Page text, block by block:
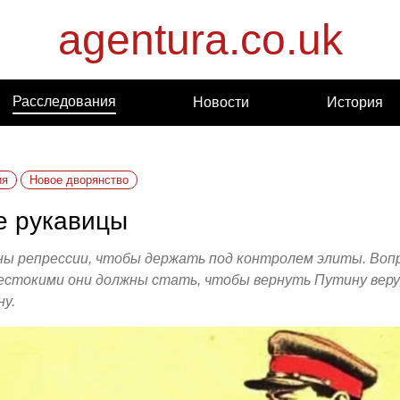
agentura.co.uk
Расследования Новости История
Новое дворянство
рукавицы
репрессии, чтобы держать под контролем элиты.
они должны стать, чтобы вернуть Путину